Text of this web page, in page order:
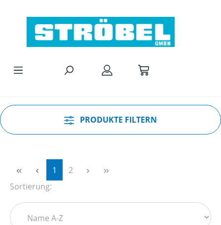
PRODUKTE FILTERN
Seite
1 Seite
2
Sortierung: